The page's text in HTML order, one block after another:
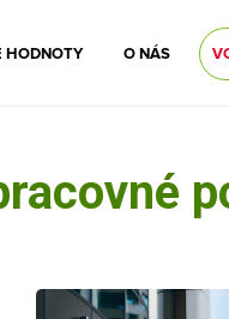
HODNOTY O NÁS